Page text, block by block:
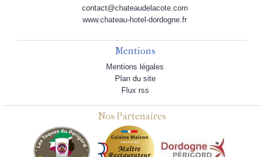
contact@chateaudelacote.com
www.chateau-hotel-dordogne.fr
Mentions
Mentions légales
Plan du site
Flux rss
Nos Partenaires